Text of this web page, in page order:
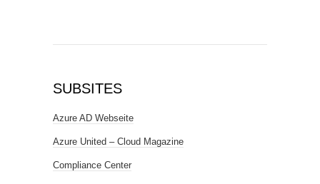
SUBSITES
Azure AD Webseite
Azure United – Cloud Magazine
Compliance Center